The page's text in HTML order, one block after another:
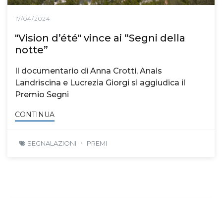
17/04/2024
"Vision d’été" vince ai “Segni della
notte”
Il documentario di Anna Crotti, Anais
Landriscina e Lucrezia Giorgi si aggiudica il
Premio Segni
CONTINUA
SEGNALAZIONI PREMI